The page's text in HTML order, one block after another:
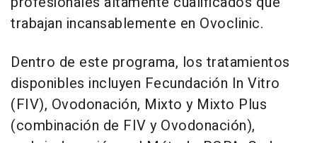
trabajan incansablemente en Ovoclinic.
Dentro de este programa, los tratamientos
disponibles incluyen Fecundación In Vitro
(FIV), Ovodonación, Mixto y Mixto Plus
(combinación de FIV y Ovodonación),